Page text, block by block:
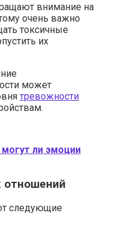
внимание на
очень важно
токсичные
их
может
тревожности
ли эмоции
отношений
следующие